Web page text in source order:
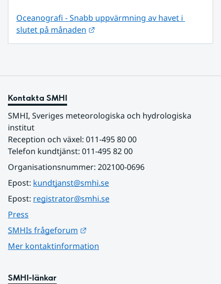
Oceanografi - Snabb uppvärmning av havet i
slutet på månaden
Kontakta SMHI
SMHI, Sveriges meteorologiska och hydrologiska
institut
Reception och växel: 011-495 80 00
Telefon kundtjänst: 011-495 82 00
Organisationsnummer: 202100-0696
Epost: kundtjanst@smhi.se
Epost: registrator@smhi.se
Press
SMHIs frågeforum
Mer kontaktinformation
SMHI-länkar